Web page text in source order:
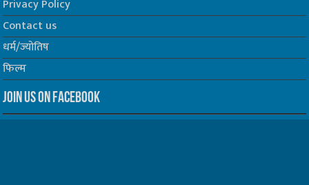
Privacy Policy
Contact us
धर्म/ज्योतिष
फिल्म
Join us on Facebook